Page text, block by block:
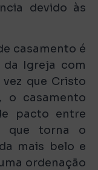
devido às
casamento é
da Igreja com
que Cristo
o casamento
pacto entre
que torna o
mais belo e
ordenação